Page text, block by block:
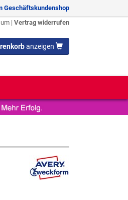
Geschäftskundenshop
| Vertrag widerrufen
anzeigen